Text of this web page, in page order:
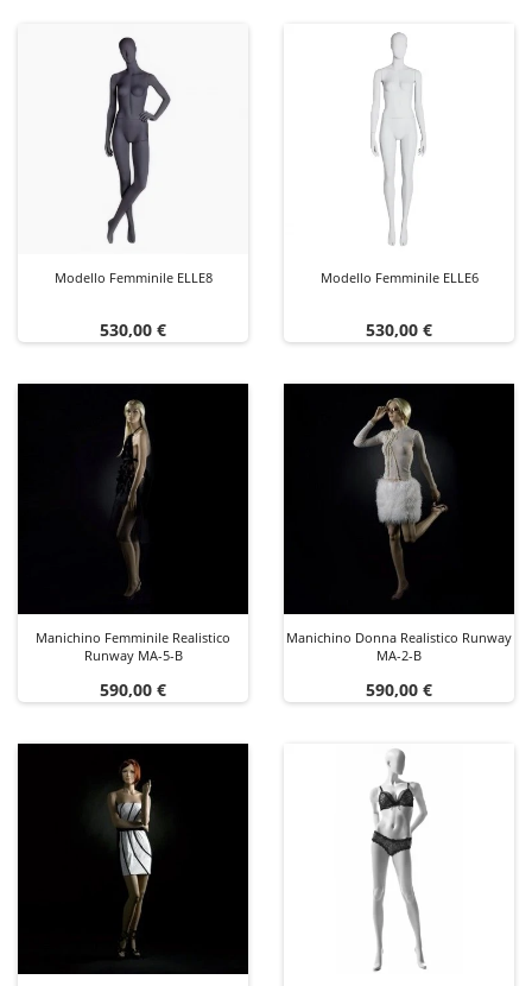
Modello Femminile ELLE8
Prezzo
530,00 €
Modello Femminile ELLE6
Prezzo
530,00 €
Manichino Femminile Realistico
Runway MA-5-B
Prezzo
590,00 €
Manichino Donna Realistico Runway
MA-2-B
Prezzo
590,00 €